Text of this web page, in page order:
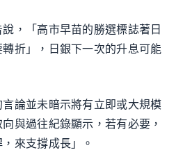
，「高市早苗的勝選標誌著日
折」，日銀下一次的升息可能
論並未暗示將有立即或大規模
與過往紀錄顯示，若有必要，
來支撐成長」。